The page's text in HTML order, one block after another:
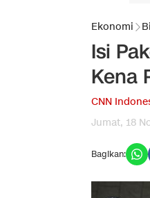
Ekonomi
Isi
Kena
CNN
Jumat, 18
Bagikan: